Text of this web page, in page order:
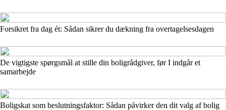
Forsikret fra dag ét: Sådan sikrer du dækning fra overtagelsesdagen
De vigtigste spørgsmål at stille din boligrådgiver, før I indgår et
samarbejde
Boligskat som beslutningsfaktor: Sådan påvirker den dit valg af bolig